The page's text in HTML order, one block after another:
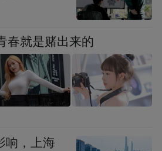
春就是赌出来的
响，上海